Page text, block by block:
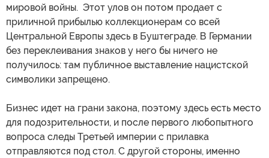
мировой войны. Этот улов он потом продает с
приличной прибылью коллекционерам со всей
Центральной Европы здесь в Буштеграде. В Германии
без переклеивания знаков у него бы ничего не
получилось: там публичное выставление нацистской
символики запрещено.
Бизнес идет на грани закона, поэтому здесь есть место
для подозрительности, и после первого любопытного
вопроса следы Третьей империи с прилавка
отправляются под стол. С другой стороны, именно